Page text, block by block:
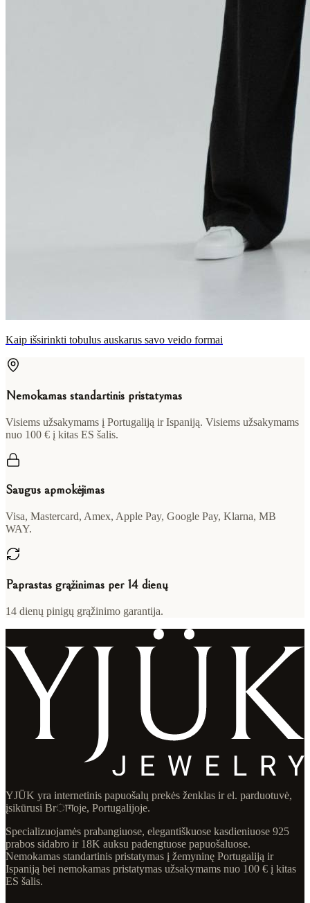
Kaip išsirinkti tobulus auskarus savo veido formai
Nemokamas standartinis pristatymas
Visiems užsakymams į Portugaliją ir Ispaniją. Visiems užsakymams
nuo 100 € į kitas ES šalis.
Saugus apmokėjimas
Visa, Mastercard, Amex, Apple Pay, Google Pay, Klarna, MB
WAY.
Paprastas grąžinimas per 14 dienų
14 dienų pinigų grąžinimo garantija.
YJÜK yra internetinis papuošalų prekės ženklas ir el. parduotuvė,
įsikūrusi Brागoje, Portugalijoje.
Specializuojamės prabangiuose, elegantiškuose kasdieniuose 925
prabos sidabro ir 18K auksu padengtuose papuošaluose.
Nemokamas standartinis pristatymas į žemyninę Portugaliją ir
Ispaniją bei nemokamas pristatymas užsakymams nuo 100 € į kitas
ES šalis.